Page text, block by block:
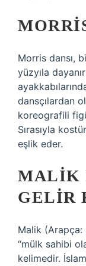
Morris dansı,
yüzyıla
dansçılardan
koreografili
Sırasıyla
eşlik eder.
MALIK
GELIR
Malik (Arapça: مالك), “mülk” kökünden türetilen ve
“mülk sahibi
kelimedir.